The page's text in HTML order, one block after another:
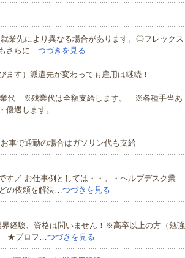
業先により異なる場合があります。◎フレックス
さらに… つづきを見る
す）派遣先が変わっても雇用は継続！
業代 ※残業代は全額支給します。 ※各種手当あ
遇します。
車で通勤の場合はガソリン代も支給
す／ お仕事例としては・・。・ヘルプデスク業
の依頼を解決… つづきを見る
経験、資格は問いません！※高卒以上の方（勉強
★プロフ… つづきを見る